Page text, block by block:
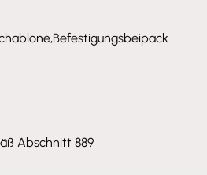
Abschnitt 889